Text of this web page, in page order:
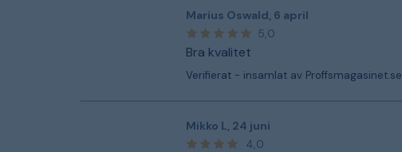
Marius Oswald, 6 april
5,0
Bra kvalitet
Verifierat - insamlat av Proffsmagasinet.se
Mikko L, 24 juni
4,0